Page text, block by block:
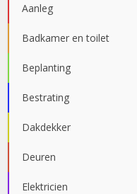
Aanleg
Badkamer en toilet
Beplanting
Bestrating
Dakdekker
Deuren
Elektricien